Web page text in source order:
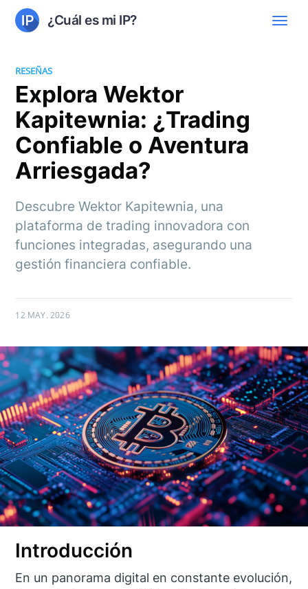
¿Cuál es mi IP?
RESEÑAS
Explora Wektor
Kapitewnia: ¿Trading
Confiable o Aventura
Arriesgada?
Descubre Wektor Kapitewnia, una
plataforma de trading innovadora con
funciones integradas, asegurando una
gestión financiera confiable.
12 MAY. 2026
Introducción
En un panorama digital en constante evolución,